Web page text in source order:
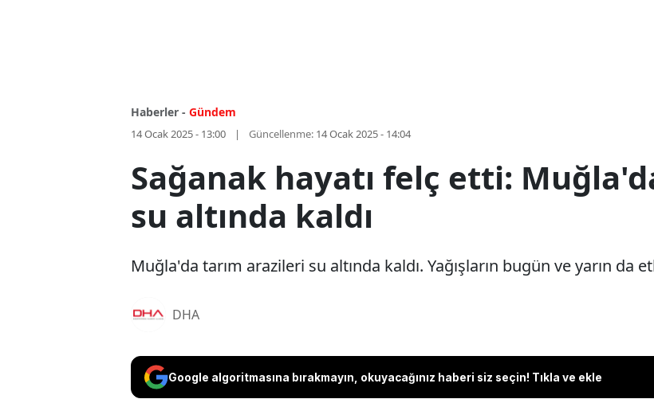
Haberler - Gündem
14 Ocak 2025 - 13:00 Güncellenme: 14 Ocak 2025 - 14:04
Sağanak hayatı felç etti:
su altında kaldı
Muğla'da tarım arazileri su altında kaldı. Yağışların bugün ve yarın
DHA
Google algoritmasına bırakmayın, okuyacağınız haberi siz seçin! Tıkla ve ekle